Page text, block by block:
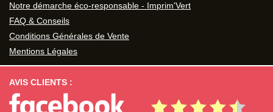
Notre démarche éco-responsable - Imprim'Vert
FAQ & Conseils
Conditions Générales de Vente
Mentions Légales
AVIS CLIENTS :